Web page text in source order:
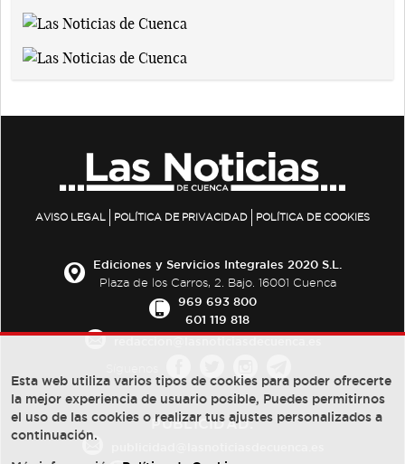
AVISO LEGAL POLÍTICA DE PRIVACIDAD POLÍTICA DE COOKIES
Ediciones y Servicios Integrales 2020 S.L.
Plaza de los Carros, 2. Bajo. 16001 Cuenca
969 693 800
601 119 818
PUBLICIDAD:
Esta web utiliza varios tipos de cookies para poder ofrecerte
la mejor experiencia de usuario posible, Puedes permitirnos
el uso de las cookies o realizar tus ajustes personalizados a
continuación.